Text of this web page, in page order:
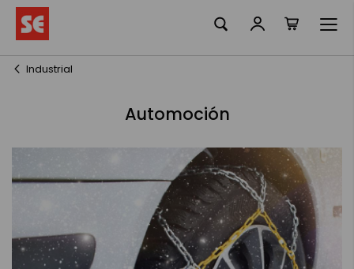
contenido
Industrial
Automoción